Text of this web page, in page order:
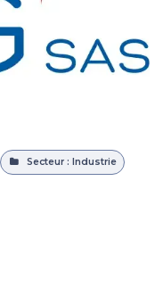
Secteur : Industrie